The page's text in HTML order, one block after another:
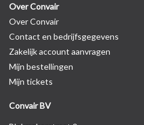
Over Convair
Over Convair
Contact en bedrijfsgegevens
Zakelijk account aanvragen
Mijn bestellingen
Mijn tickets
Convair BV